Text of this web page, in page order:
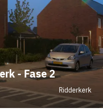
- Fase 2
Ridderkerk